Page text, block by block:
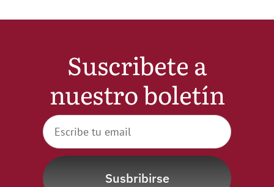
Suscribete a
nuestro boletín
Susbribirse